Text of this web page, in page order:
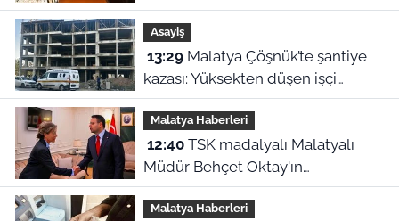
kaynıyor
Asayiş
13:29Malatya Çöşnük’te şantiye
kazası: Yüksekten düşen işçi
yaralandı
Malatya Haberleri
12:40TSK madalyalı Malatyalı
Müdür Behçet Oktay'ın
dosyasında FETÖ şüphesi! Bakan
Akın Gürlek devrede
Malatya Haberleri